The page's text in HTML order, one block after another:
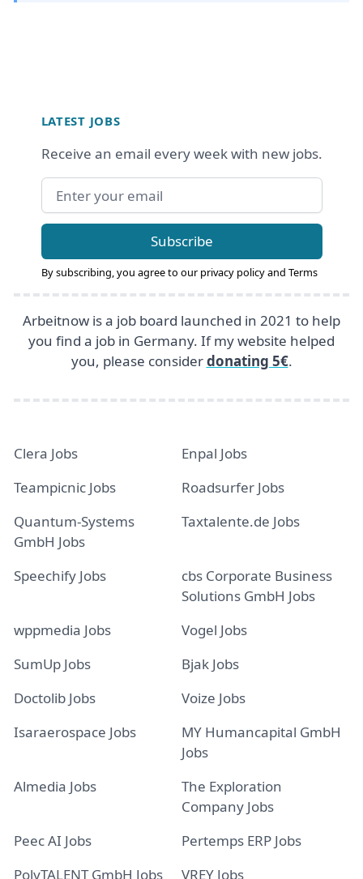
LATEST JOBS
Receive an email every week with new jobs.
Email address
Subscribe
By subscribing, you agree to our privacy policyand Terms
Arbeitnow is a job board launched in 2021 to help
you find a job in Germany. If my website helped
you, please considerdonating 5€.
Clera Jobs
Enpal Jobs
Teampicnic Jobs
Roadsurfer Jobs
Quantum-Systems
GmbH Jobs
Taxtalente.de Jobs
Speechify Jobs
cbs Corporate Business
Solutions GmbH Jobs
wppmedia Jobs
Vogel Jobs
SumUp Jobs
Bjak Jobs
Doctolib Jobs
Voize Jobs
Isaraerospace Jobs
MY Humancapital GmbH
Jobs
Almedia Jobs
The Exploration
Company Jobs
Peec AI Jobs
Pertemps ERP Jobs
PolyTALENT GmbH Jobs
VREY Jobs